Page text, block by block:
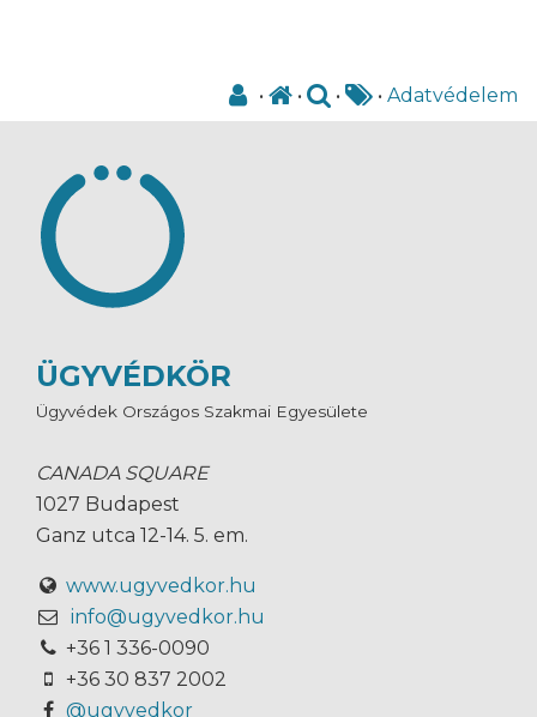
• • • • Adatvédelem
ÜGYVÉDKÖR
Ügyvédek Országos Szakmai Egyesülete
CANADA SQUARE
1027 Budapest
Ganz utca 12-14. 5. em.
www.ugyvedkor.hu
info@ugyvedkor.hu
+36 1 336-0090
+36 30 837 2002
@ugyvedkor